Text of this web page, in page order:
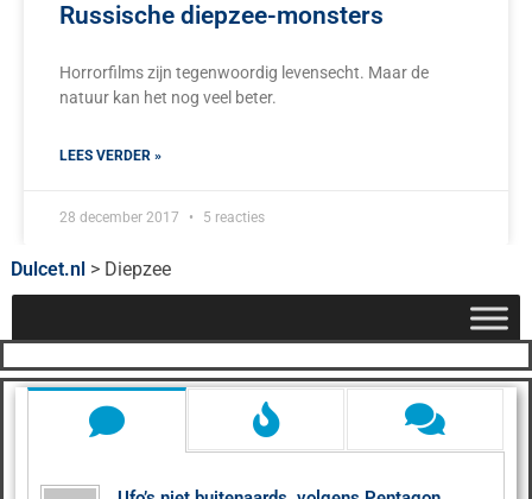
Russische diepzee-monsters
Horrorfilms zijn tegenwoordig levensecht. Maar de
natuur kan het nog veel beter.
LEES VERDER »
28 december 2017 5 reacties
Dulcet.nl > Diepzee